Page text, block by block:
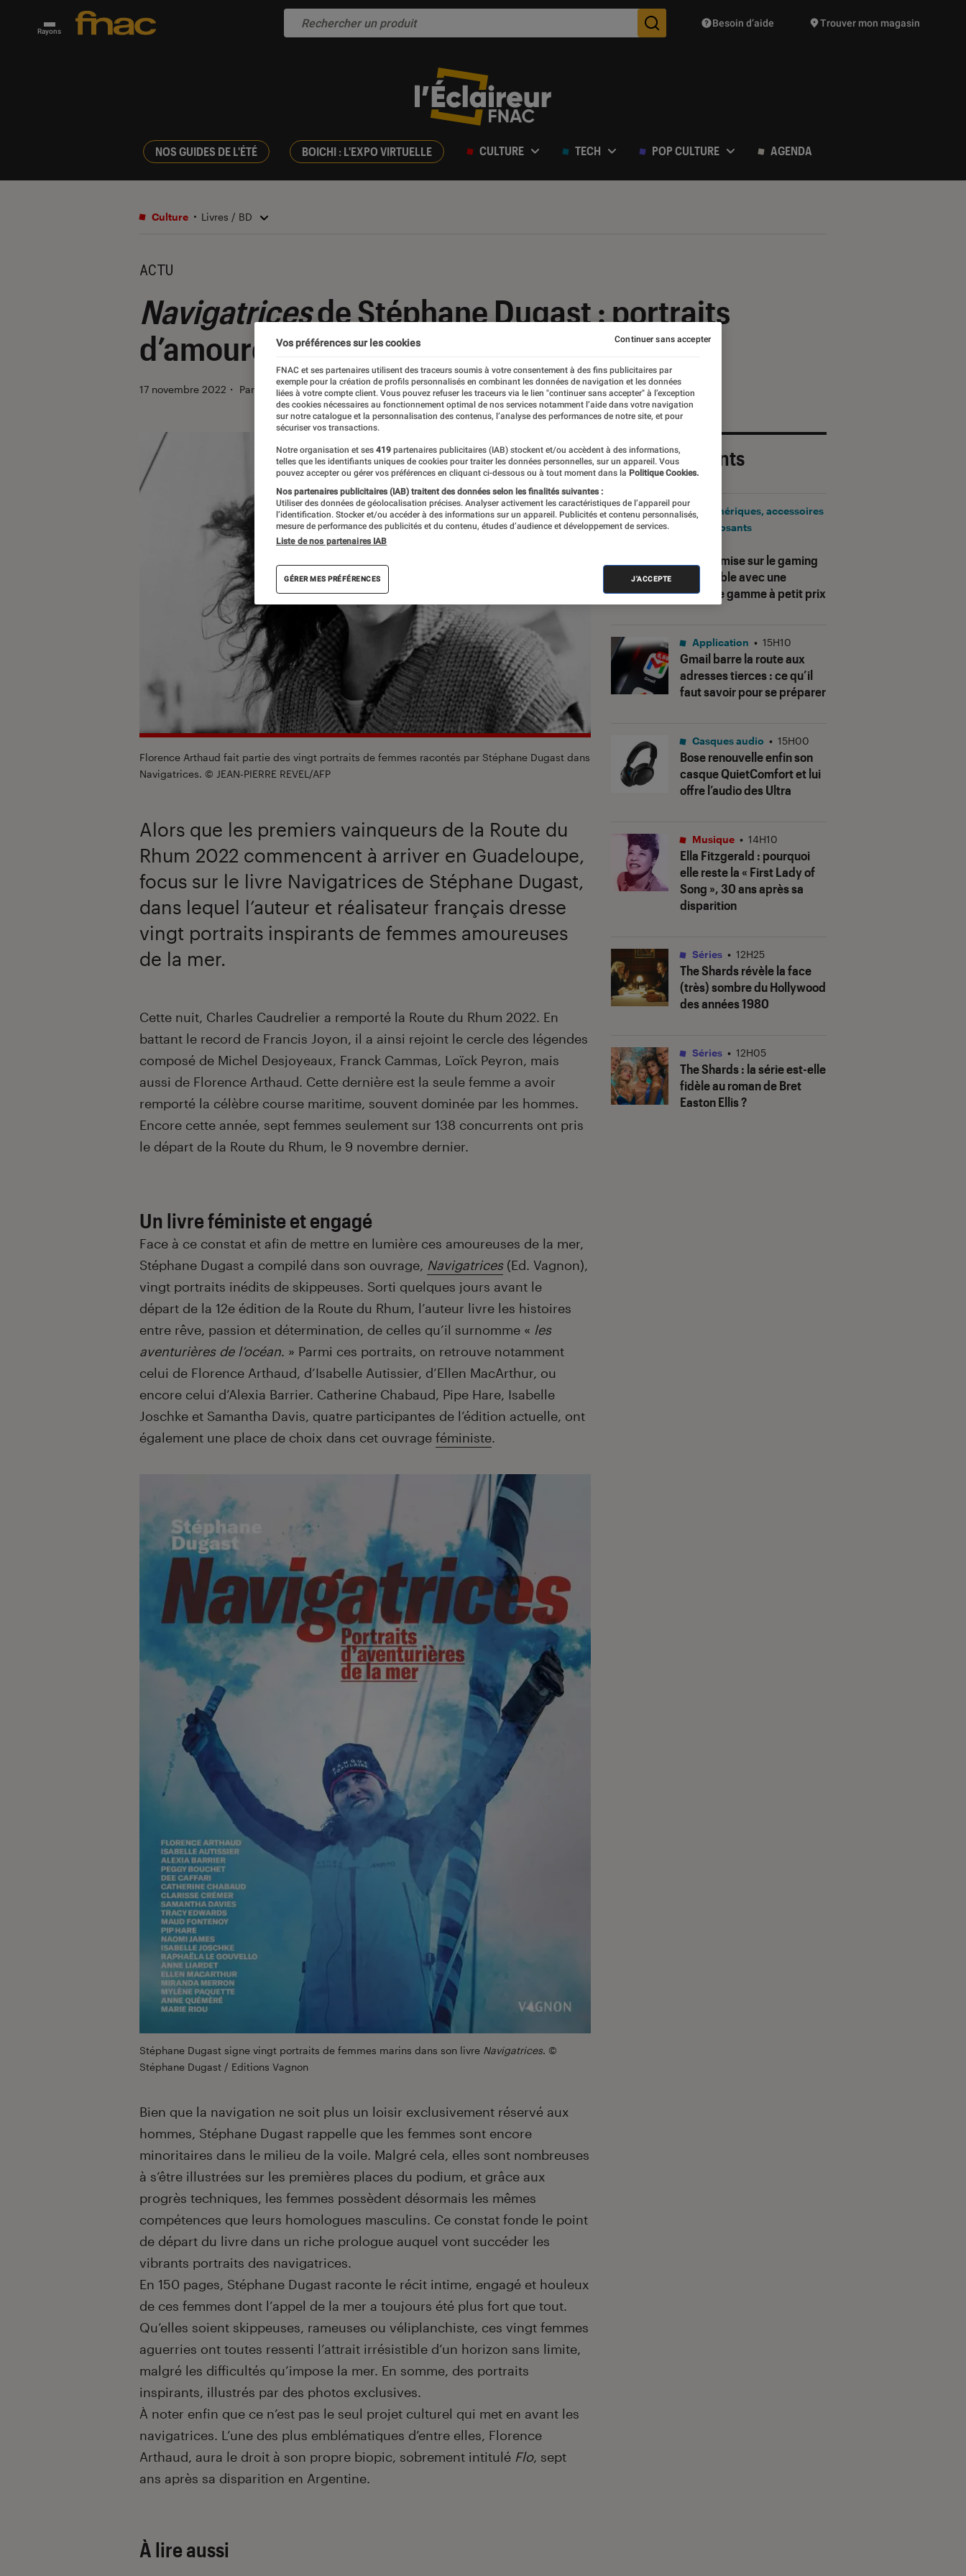
Rayons Des suggestions de produits vont vous être proposées
Besoin d’aide Trouver mon magasin
NOS GUIDES DE L'ÉTÉ BOICHI : L'EXPO VIRTUELLE CULTURE TECH POP CULTURE AGENDA
Culture Livres / BD
ACTU
Navigatricesde Stéphane Dugast : portraits
d’amoureuses des mers
17 novembre 2022 ・ Par Lisa Muratore
Florence Arthaud fait partie des vingt portraits de femmes racontés par Stéphane Dugast dans
Navigatrices. © JEAN-PIERRE REVEL/AFP
Alors que les premiers vainqueurs de la Route du
Rhum 2022 commencent à arriver en Guadeloupe,
focus sur le livre Navigatrices de Stéphane Dugast,
dans lequel l’auteur et réalisateur français dresse
vingt portraits inspirants de femmes amoureuses
de la mer.
Introduction
Cette nuit, Charles Caudrelier a remporté la Route du Rhum 2022. En
battant le record de Francis Joyon, il a ainsi rejoint le cercle des légendes
composé de Michel Desjoyeaux, Franck Cammas, Loïck Peyron, mais
aussi de Florence Arthaud. Cette dernière est la seule femme a avoir
remporté la célèbre course maritime, souvent dominée par les hommes.
Encore cette année, sept femmes seulement sur 138 concurrents ont pris
le départ de la Route du Rhum, le 9 novembre dernier.
Un livre féministe et engagé
Face à ce constat et afin de mettre en lumière ces amoureuses de la mer,
Stéphane Dugast a compilé dans son ouvrage, Navigatrices(Ed. Vagnon),
vingt portraits inédits de skippeuses. Sorti quelques jours avant le
départ de la 12e édition de la Route du Rhum, l’auteur livre les histoires
entre rêve, passion et détermination, de celles qu’il surnomme « les
aventurières de l’océan. » Parmi ces portraits, on retrouve notamment
celui de Florence Arthaud, d’Isabelle Autissier, d’Ellen MacArthur, ou
encore celui d’Alexia Barrier. Catherine Chabaud, Pipe Hare, Isabelle
Joschke et Samantha Davis, quatre participantes de l’édition actuelle, ont
également une place de choix dans cet ouvrage féministe.
Stéphane Dugast signe vingt portraits de femmes marins dans son livre Navigatrices. ©
Stéphane Dugast / Editions Vagnon
Bien que la navigation ne soit plus un loisir exclusivement réservé aux
hommes, Stéphane Dugast rappelle que les femmes sont encore
minoritaires dans le milieu de la voile. Malgré cela, elles sont nombreuses
à s’être illustrées sur les premières places du podium, et grâce aux
progrès techniques, les femmes possèdent désormais les mêmes
compétences que leurs homologues masculins. Ce constat fonde le point
de départ du livre dans un riche prologue auquel vont succéder les
vibrants portraits des navigatrices.
En 150 pages, Stéphane Dugast raconte le récit intime, engagé et houleux
de ces femmes dont l’appel de la mer a toujours été plus fort que tout.
Qu’elles soient skippeuses, rameuses ou véliplanchiste, ces vingt femmes
aguerries ont toutes ressenti l’attrait irrésistible d’un horizon sans limite,
malgré les difficultés qu’impose la mer. En somme, des portraits
inspirants, illustrés par des photos exclusives.
À noter enfin que ce n’est pas le seul projet culturel qui met en avant les
navigatrices. L’une des plus emblématiques d’entre elles, Florence
Arthaud, aura le droit à son propre biopic, sobrement intitulé Flo, sept
ans après sa disparition en Argentine.
À lire aussi
Les plus récents
Corsair mise sur le gaming
accessible avec une
nouvelle gamme à petit prix
Périphériques, accessoires
et composants
Gmail barre la route aux
adresses tierces : ce qu’il
faut savoir pour se préparer
Application • 15H10
Bose renouvelle enfin son
casque QuietComfort et lui
offre l’audio des Ultra
Casques audio • 15H00
Ella Fitzgerald : pourquoi
elle reste la « First Lady of
Song », 30 ans après sa
disparition
Musique • 14H10
The Shardsrévèle la face
(très) sombre du Hollywood
des années 1980
Séries • 12H25
The Shards: la série est-elle
fidèle au roman de Bret
Easton Ellis ?
Séries • 12H05
Vos préférences sur les cookies
FNAC et ses partenaires utilisent des traceurs soumis à votre consentement à des fins publicitaires par
exemple pour la création de profils personnalisés en combinant les données de navigation et les données
liées à votre compte client. Vous pouvez refuser les traceurs via le lien "continuer sans accepter" à l’exception
des cookies nécessaires au fonctionnement optimal de nos services notamment l’aide dans votre navigation
sur notre catalogue et la personnalisation des contenus, l’analyse des performances de notre site, et pour
sécuriser vos transactions.
Notre organisation et ses 419 partenaires publicitaires (IAB) stockent et/ou accèdent à des informations,
telles que les identifiants uniques de cookies pour traiter les données personnelles, sur un appareil. Vous
pouvez accepter ou gérer vos préférences en cliquant ci-dessous ou à tout moment dans la Politique Cookies.
Nos partenaires publicitaires (IAB) traitent des données selon les finalités suivantes :
Utiliser des données de géolocalisation précises. Analyser activement les caractéristiques de l’appareil pour
l’identification. Stocker et/ou accéder à des informations sur un appareil. Publicités et contenu personnalisés,
mesure de performance des publicités et du contenu, études d’audience et développement de services.
Liste de nos partenaires IAB
GÉRER MES PRÉFÉRENCES J'ACCEPTE
Continuer sans accepter